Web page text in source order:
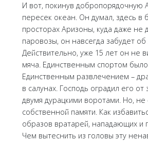
И вот, покинув добропорядочную
пересек океан. Он думал, здесь в
просторах Аризоны, куда даже не
паровозы, он навсегда забудет об
Действительно, уже 15 лет он не
мяча. Единственным спортом
Единственным развлечением –
в салунах. Господь оградил его от
двумя дурацкими воротами. Но, не
собственной памяти. Как
образов вратарей, нападающих и
Чем вытеснить из головы эту